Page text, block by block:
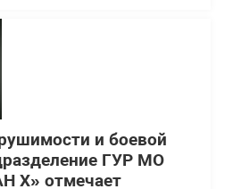
и боевой
ГУР МО
Х» отмечает